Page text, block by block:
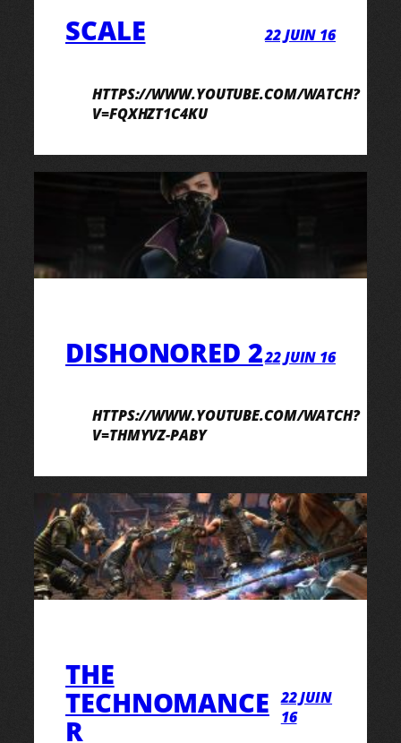
SCALE 22 JUIN 16
HTTPS://WWW.YOUTUBE.COM/WATCH?
V=FQXHZT1C4KU
DISHONORED 222 JUIN 16
HTTPS://WWW.YOUTUBE.COM/WATCH?
V=THMYVZ-PABY
THE
TECHNOMANCE
R
22 JUIN
16